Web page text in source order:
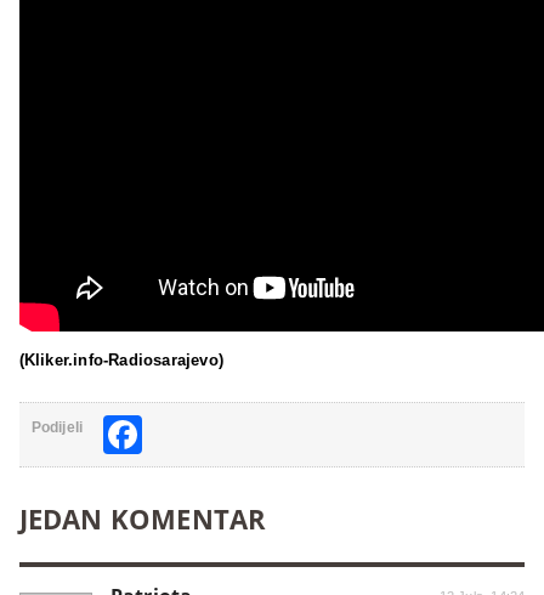
(Kliker.info-Radiosarajevo)
Podijeli
JEDAN KOMENTAR